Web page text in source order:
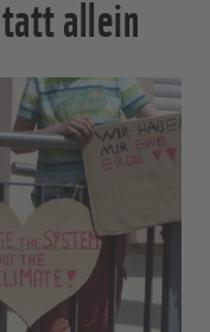
allein